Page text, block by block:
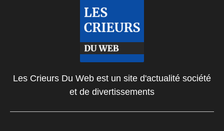
Les Crieurs Du Web est un site d'actualité société
et de divertissements